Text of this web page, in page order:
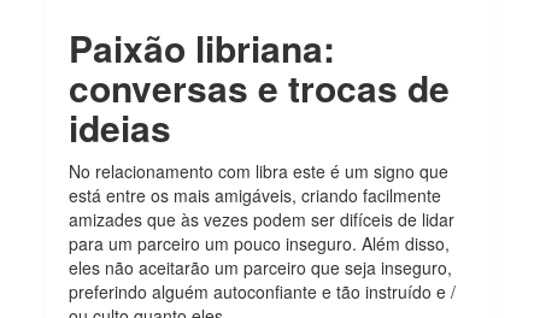
Paixão libriana:
conversas e trocas de
ideias
No relacionamento com libra este é um signo que
está entre os mais amigáveis, criando facilmente
amizades que às vezes podem ser difíceis de lidar
para um parceiro um pouco inseguro. Além disso,
eles não aceitarão um parceiro que seja inseguro,
preferindo alguém autoconfiante e tão instruído e /